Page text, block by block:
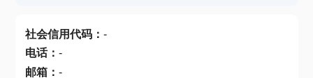
社会信用代码： -
电话： -
邮箱： -